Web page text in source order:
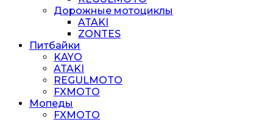
Дорожные мотоциклы
ATAKI
ZONTES
Питбайки
KAYO
ATAKI
REGULMOTO
FXMOTO
Мопеды
FXMOTO